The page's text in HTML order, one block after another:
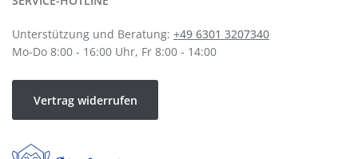
Unterstützung und Beratung: +49 6301 3207340
Mo-Do 8:00 - 16:00 Uhr, Fr 8:00 - 14:00
Vertrag widerrufen